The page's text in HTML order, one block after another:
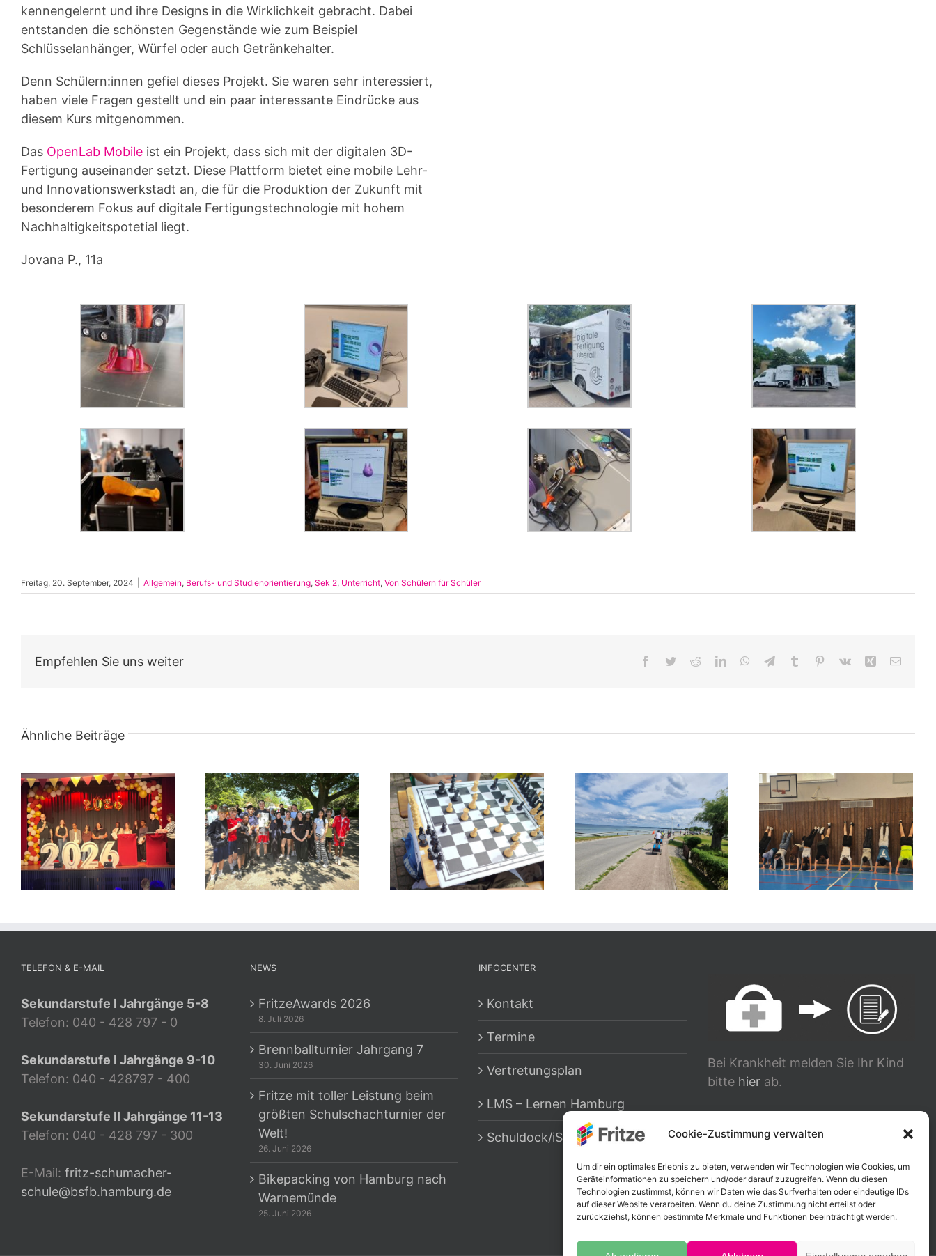
Cookie-Zustimmung verwalten
Um dir ein optimales Erlebnis zu bieten, verwenden wir Technologien wie Cookies, um
Geräteinformationen zu speichern und/oder darauf zuzugreifen. Wenn du diesen
Technologien zustimmst, können wir Daten wie das Surfverhalten oder eindeutige IDs
auf dieser Website verarbeiten. Wenn du deine Zustimmung nicht erteilst oder
zurückziehst, können bestimmte Merkmale und Funktionen beeinträchtigt werden.
kennengelernt und ihre Designs in die Wirklichkeit gebracht. Dabei
entstanden die schönsten Gegenstände wie zum Beispiel
Schlüsselanhänger, Würfel oder auch Getränkehalter.
Denn Schülern:innen gefiel dieses Projekt. Sie waren sehr interessiert,
haben viele Fragen gestellt und ein paar interessante Eindrücke aus
diesem Kurs mitgenommen.
Das OpenLab Mobileist ein Projekt, dass sich mit der digitalen 3D-
Fertigung auseinander setzt. Diese Plattform bietet eine mobile Lehr-
und Innovationswerkstadt an, die für die Produktion der Zukunft mit
besonderem Fokus auf digitale Fertigungstechnologie mit hohem
Nachhaltigkeitspotetial liegt.
Jovana P., 11a
Freitag, 20. September, 2024 Allgemein, Berufs- und Studienorientierung, Sek 2, Unterricht, Von Schülern für Schüler
Empfehlen Sie uns weiter Facebook
TwitterRedditLinkedInWhatsApp
TelegramTumblr Pinterest
Vk Xing E-
Ähnliche Beiträge
TELEFON & E-MAIL
Sekundarstufe I Jahrgänge 5-8
Telefon: 040 - 428 797 - 0
Sekundarstufe I Jahrgänge 9-10
Telefon: 040 - 428797 - 400
Sekundarstufe II Jahrgänge 11-13
Telefon: 040 - 428 797 - 300
E-Mail: fritz-schumacher-
schule@bsfb.hamburg.de
NEWS
FritzeAwards 2026
8. Juli 2026
Brennballturnier Jahrgang 7
30. Juni 2026
Fritze mit toller Leistung beim
größten Schulschachturnier der
Welt!
26. Juni 2026
Bikepacking von Hamburg nach
Warnemünde
25. Juni 2026
INFOCENTER
Kontakt
Termine
Vertretungsplan
LMS – Lernen Hamburg
Schuldock/iServ
Bei Krankheit melden Sie Ihr Kind
bitte hierab.
TRANSLATE